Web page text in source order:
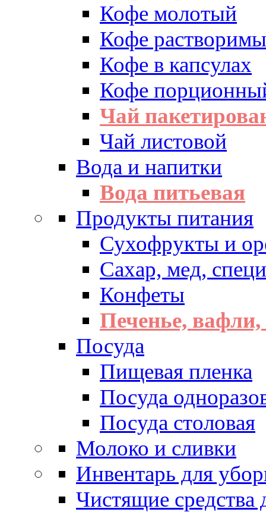
Кофе молотый
Кофе
Кофе в капсулах
Кофе
Чай
Чай листовой
Вода и напитки
Вода питьевая
Продукты питания
Сухофрукты и
Сахар, мед,
Конфеты
Печенье,
Посуда
Пищевая пленка
Посуда
Посуда столовая
Молоко и сливки
Инвентарь для
Чистящие средства